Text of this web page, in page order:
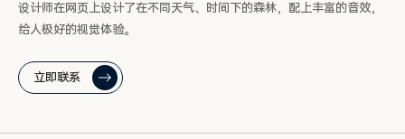
设计师在网页上设计了在不同天气、时间下的森林，配上丰富的音效，
给人极好的视觉体验。
立即联系